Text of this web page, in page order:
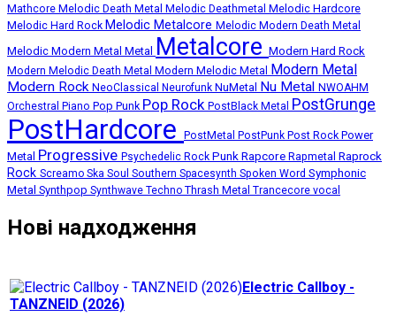
Mathcore Melodic Death Metal Melodic Deathmetal Melodic Hardcore
Melodic Hard Rock Melodic Metalcore Melodic Modern Death Metal
Melodic Modern Metal Metal Metalcore Modern Hard Rock
Modern Melodic Death Metal Modern Melodic Metal Modern Metal
Modern Rock NeoClassical Neurofunk NuMetal Nu Metal
NWOAHM
Orchestral
Piano Pop Punk Pop Rock PostBlack Metal PostGrunge
PostHardcore PostMetal PostPunk Post Rock Power
Metal Progressive Psychedelic Rock PunkRapcore Rapmetal Raprock
Rock Screamo Ska Soul Southern Spacesynth Spoken Word Symphonic
Metal Synthpop Synthwave Techno Thrash Metal Trancecore vocal
Нові надходження
Electric Callboy -
TANZNEID (2026)